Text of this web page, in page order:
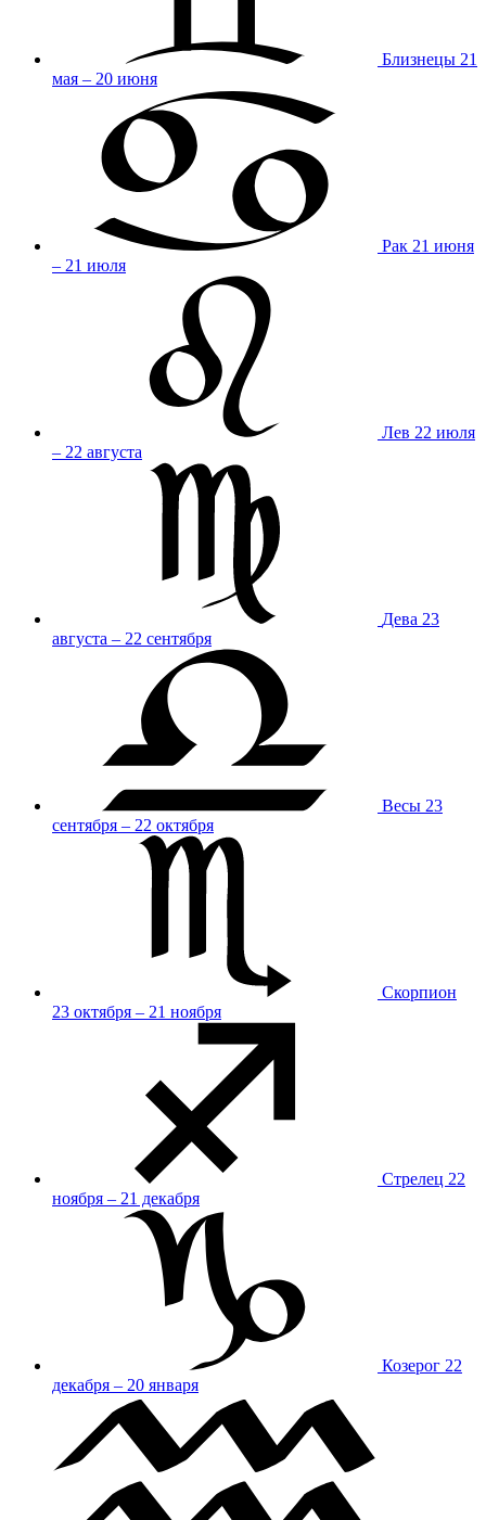
Близнецы 21
мая – 20 июня
Рак 21 июня
– 21 июля
Лев 22 июля
– 22 августа
Дева 23
августа – 22 сентября
Весы 23
сентября – 22 октября
Скорпион
23 октября – 21 ноября
Стрелец 22
ноября – 21 декабря
Козерог 22
декабря – 20 января